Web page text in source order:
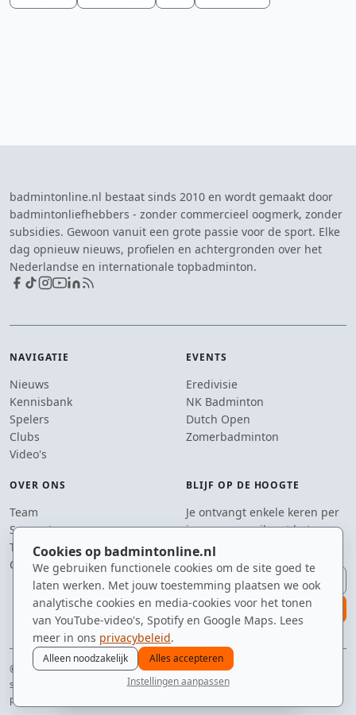
Cookies op badmintonline.nl
We gebruiken functionele cookies om de site goed te
laten werken. Met jouw toestemming plaatsen we ook
analytische cookies en media-cookies voor het tonen
van YouTube-video's, Spotify en Google Maps. Lees
meer in ons privacybeleid.
Alleen noodzakelijk
Alles accepteren
Instellingen aanpassen
badmintonline.nl bestaat sinds 2010 en wordt gemaakt door
badmintonliefhebbers - zonder commercieel oogmerk, zonder
subsidies. Gewoon vanuit een grote passie voor de sport. Elke
dag opnieuw nieuws, profielen en achtergronden over het
Nederlandse en internationale topbadminton.
NAVIGATIE
Nieuws
Kennisbank
Spelers
Clubs
Video's
EVENTS
Eredivisie
NK Badminton
Dutch Open
Zomerbadminton
OVER ONS
Team
Supporters
Tip de redactie
Contact
BLIJF OP DE HOOGTE
Je ontvangt enkele keren per
jaar een e-mail met het
laatste badmintonnieuws.
E-mailadres
aanmelden
© 2010–2026 badmintonline.nl · al 15+ jaar de constante factor in je
sporttas
privacy
spelers ranglijst zomer